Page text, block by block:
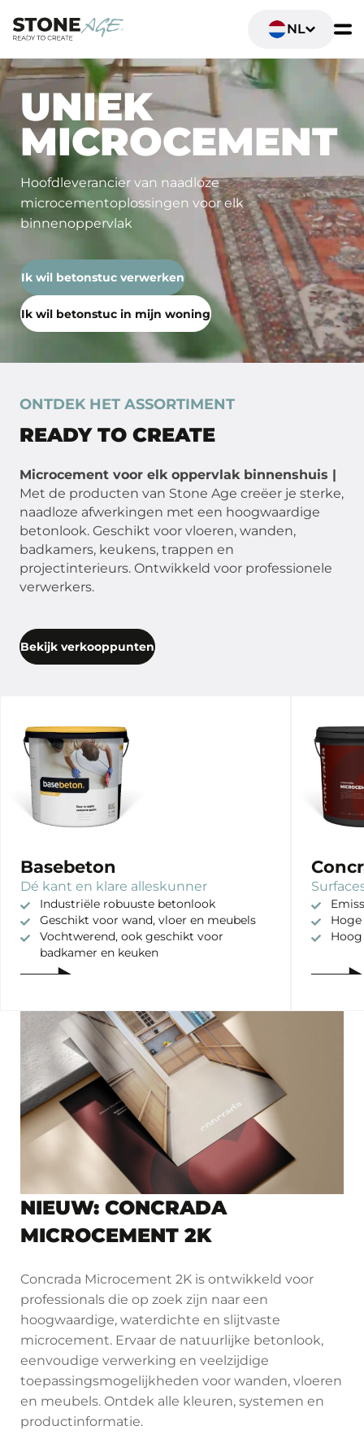
NL
UNIEK
MICROCEMENT
Hoofdleverancier van naadloze
microcementoplossingen voor elk
binnenoppervlak
Ik wil betonstuc verwerken
Ik wil betonstuc in mijn woning
ONTDEK HET ASSORTIMENT
READY TO CREATE
Microcement voor elk oppervlak binnenshuis |
Met de producten van Stone Age creëer je sterke,
naadloze afwerkingen met een hoogwaardige
betonlook. Geschikt voor vloeren, wanden,
badkamers, keukens, trappen en
projectinterieurs. Ontwikkeld voor professionele
verwerkers.
Bekijk verkooppunten
Basebeton
Dé kant en klare alleskunner
Industriële robuuste betonlook
Geschikt voor wand, vloer en meubels
Vochtwerend, ook geschikt voor
badkamer en keuken
NIEUW: CONCRADA
MICROCEMENT 2K
Concrada Microcement 2K is ontwikkeld voor
professionals die op zoek zijn naar een
hoogwaardige, waterdichte en slijtvaste
microcement. Ervaar de natuurlijke betonlook,
eenvoudige verwerking en veelzijdige
toepassingsmogelijkheden voor wanden, vloeren
en meubels. Ontdek alle kleuren, systemen en
productinformatie.